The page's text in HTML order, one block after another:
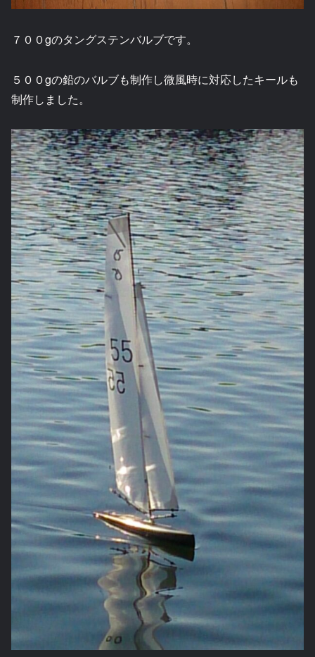
７００gのタングステンバルブです。
５００gの鉛のバルブも制作し微風時に対応したキールも
制作しました。